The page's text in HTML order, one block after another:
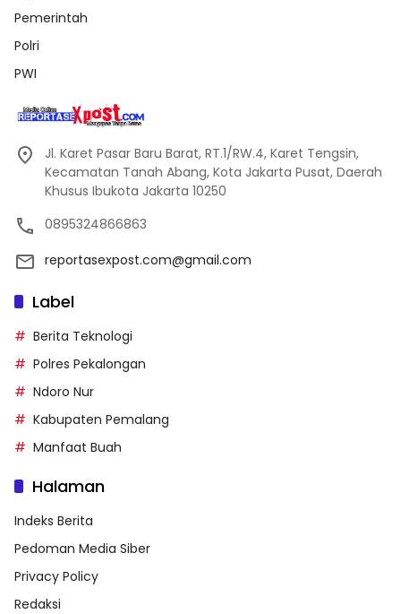
Pemerintah
Polri
PWI
Jl. Karet Pasar Baru Barat, RT.1/RW.4, Karet Tengsin,
Kecamatan Tanah Abang, Kota Jakarta Pusat, Daerah
Khusus Ibukota Jakarta 10250
0895324866863
reportasexpost.com@gmail.com
Label
Berita Teknologi
Polres Pekalongan
Ndoro Nur
Kabupaten Pemalang
Manfaat Buah
Halaman
Indeks Berita
Pedoman Media Siber
Privacy Policy
Redaksi